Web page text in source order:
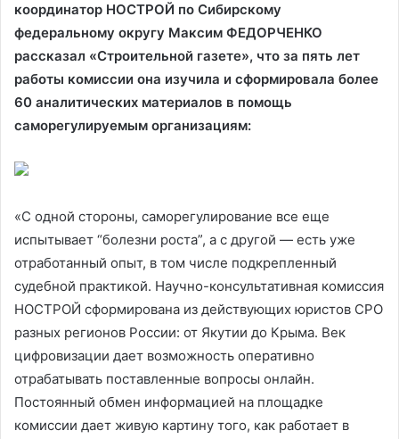
координатор НОСТРОЙ по Сибирскому
федеральному округу Максим ФЕДОРЧЕНКО
рассказал «Строительной газете», что за пять лет
работы комиссии она изучила и сформировала более
60 аналитических материалов в помощь
саморегулируемым организациям:
«С одной стороны, саморегулирование все еще
испытывает “болезни роста”, а с другой — есть уже
отработанный опыт, в том числе подкрепленный
судебной практикой. Научно-консультативная комиссия
НОСТРОЙ сформирована из действующих юристов СРО
разных регионов России: от Якутии до Крыма. Век
цифровизации дает возможность оперативно
отрабатывать поставленные вопросы онлайн.
Постоянный обмен информацией на площадке
комиссии дает живую картину того, как работает в